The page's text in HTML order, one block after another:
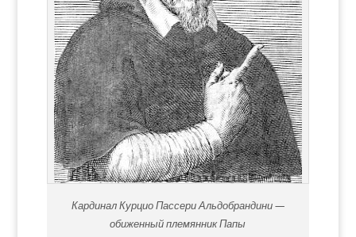
Кардинал Курцио Пассери Альдобрандини —
обиженный племянник Папы